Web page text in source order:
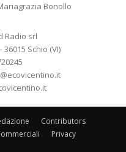
Bonollo
Radio srl
Schio (VI)
Contributors
Privacy